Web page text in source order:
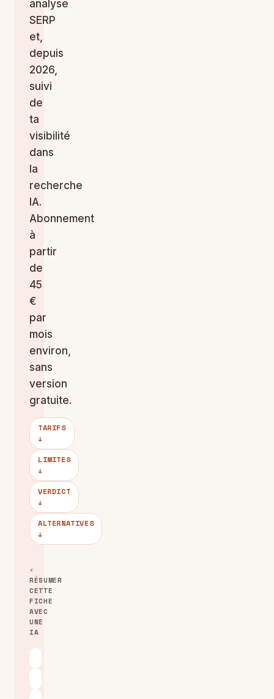
analyse
SERP
et,
depuis
2026,
suivi
de
ta
visibilité
dans
la
recherche
IA.
Abonnement
à
partir
de
45
€
par
mois
environ,
sans
version
gratuite.
TARIFS
↓
LIMITES
↓
VERDICT
↓
ALTERNATIVES
↓
⚡
RÉSUMER
CETTE
FICHE
AVEC
UNE
IA
ChatGPT
Claude